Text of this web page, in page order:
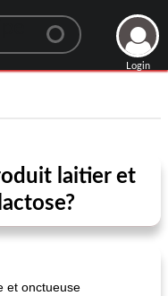
Login
laitier et
et onctueuse